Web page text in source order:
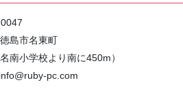
島市名東町
名南小学校より南に450m）
pc.com